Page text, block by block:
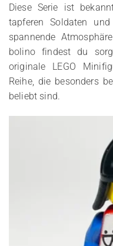
Diese Serie ist
tapferen Soldaten
spannende
bolino findest du
originale LEGO
Reihe, die besonders
beliebt sind.